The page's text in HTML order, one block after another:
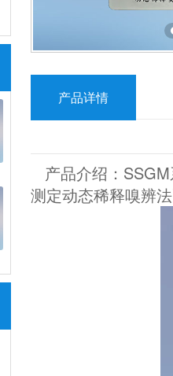
产品详情
产品介绍：
测定动态稀释嗅辨